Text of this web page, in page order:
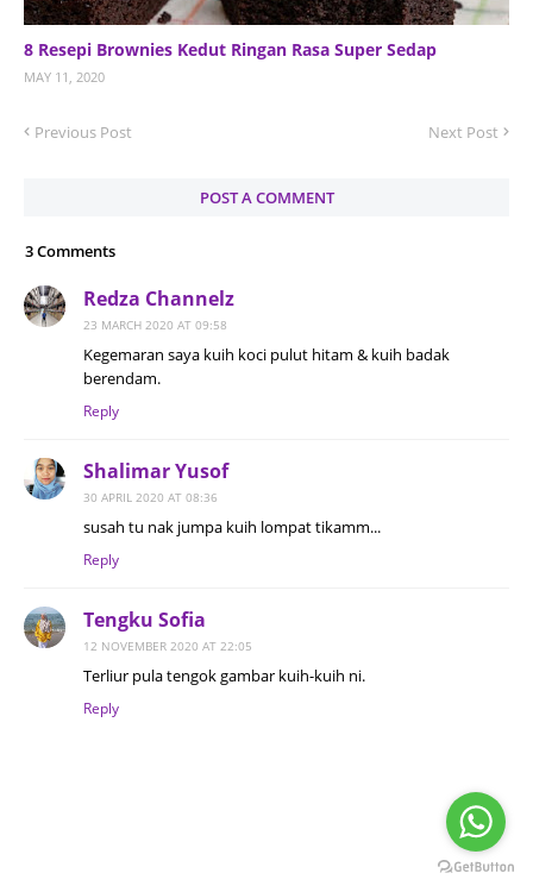
8 Resepi Brownies Kedut Ringan Rasa Super Sedap
MAY 11, 2020
Previous Post Next Post
POST A COMMENT
3 Comments
Redza Channelz
23 MARCH 2020 AT 09:58
Kegemaran saya kuih koci pulut hitam & kuih badak
berendam.
Reply
Shalimar Yusof
30 APRIL 2020 AT 08:36
susah tu nak jumpa kuih lompat tikamm...
Reply
Tengku Sofia
12 NOVEMBER 2020 AT 22:05
Terliur pula tengok gambar kuih-kuih ni.
Reply